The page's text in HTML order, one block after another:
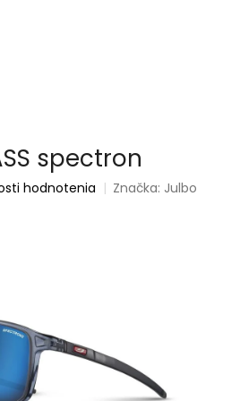
spectron
hodnotenia Značka: Julbo